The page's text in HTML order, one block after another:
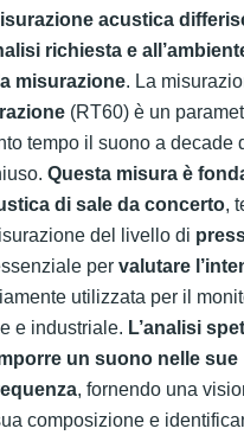
acustica
richiesta e
misurazione. La
(RT60) è un
tempo il suono a decade
Questa misura è
di sale da concerto,
del livello di
per valutare
utilizzata per il
e industriale. L’analisi
un suono nelle sue
, fornendo una
composizione e